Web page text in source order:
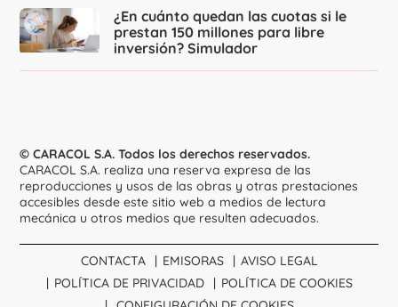
¿En cuánto quedan las cuotas si le
prestan 150 millones para libre
inversión? Simulador
© CARACOL S.A. Todos los derechos reservados.
CARACOL S.A. realiza una reserva expresa de las
reproducciones y usos de las obras y otras prestaciones
accesibles desde este sitio web a medios de lectura
mecánica u otros medios que resulten adecuados.
CONTACTA EMISORAS
AVISO LEGAL
POLÍTICA DE PRIVACIDAD
POLÍTICA DE COOKIES